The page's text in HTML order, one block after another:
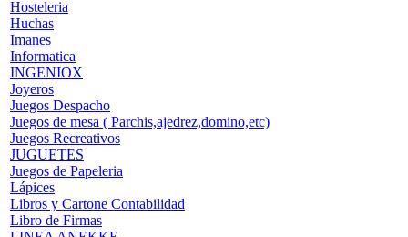
Hosteleria
Huchas
Imanes
Informatica
INGENIOX
Joyeros
Juegos Despacho
Juegos de mesa ( Parchis,ajedrez,domino,etc)
Juegos Recreativos
JUGUETES
Juegos de Papeleria
Lápices
Libros y Cartone Contabilidad
Libro de Firmas